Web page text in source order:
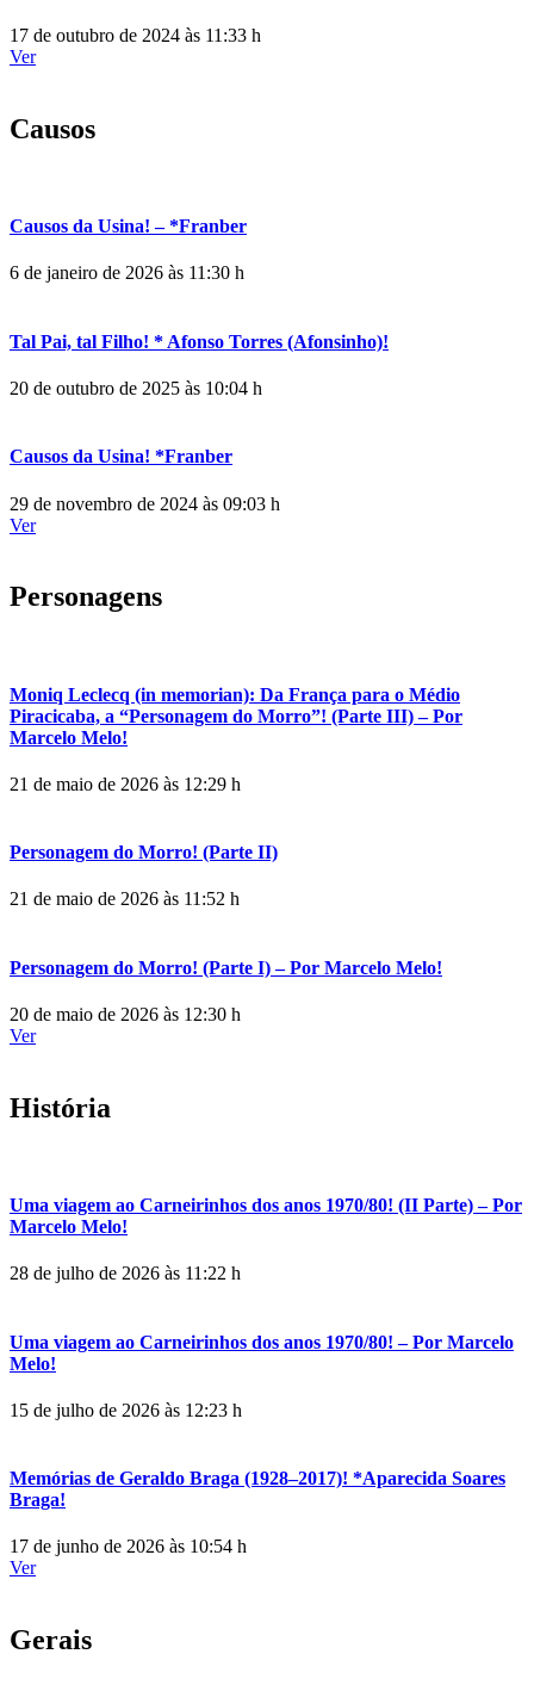
17 de outubro de 2024 às 11:33 h
Ver
Causos
Causos da Usina! – *Franber
6 de janeiro de 2026 às 11:30 h
Tal Pai, tal Filho! * Afonso Torres (Afonsinho)!
20 de outubro de 2025 às 10:04 h
Causos da Usina! *Franber
29 de novembro de 2024 às 09:03 h
Ver
Personagens
Moniq Leclecq (in memorian): Da França para o Médio
Piracicaba, a “Personagem do Morro”! (Parte III) – Por
Marcelo Melo!
21 de maio de 2026 às 12:29 h
Personagem do Morro! (Parte II)
21 de maio de 2026 às 11:52 h
Personagem do Morro! (Parte I) – Por Marcelo Melo!
20 de maio de 2026 às 12:30 h
Ver
História
Uma viagem ao Carneirinhos dos anos 1970/80! (II Parte) – Por
Marcelo Melo!
28 de julho de 2026 às 11:22 h
Uma viagem ao Carneirinhos dos anos 1970/80! – Por Marcelo
Melo!
15 de julho de 2026 às 12:23 h
Memórias de Geraldo Braga (1928–2017)! *Aparecida Soares
Braga!
17 de junho de 2026 às 10:54 h
Ver
Gerais